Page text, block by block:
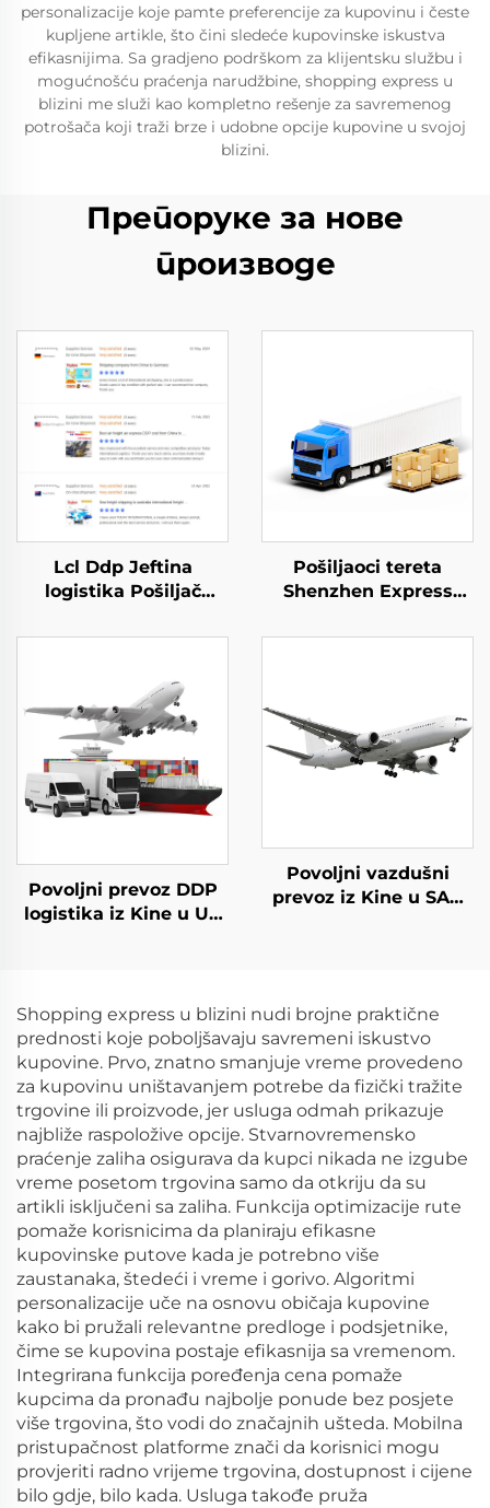
personalizacije koje pamte preferencije za kupovinu i česte
kupljene artikle, što čini sledeće kupovinske iskustva
efikasnijima. Sa gradjeno podrškom za klijentsku službu i
mogućnošću praćenja narudžbine, shopping express u
blizini me služi kao kompletno rešenje za savremenog
potrošača koji traži brze i udobne opcije kupovine u svojoj
blizini.
Препоруке за нове
производе
Lcl Ddp Jeftina
logistika Pošiljač
Troškovi za prevoz
Shenzhen u Kanadu
Pošiljaoci tereta
Shenzhen Express
Express Dhl Express
Povoljni prevoz DDP
logistika iz Kine u UK
Express šaljič
Povoljni vazdušni
prevoz iz Kine u SAD
Shopping express u blizini nudi brojne praktične
prednosti koje poboljšavaju savremeni iskustvo
kupovine. Prvo, znatno smanjuje vreme provedeno
za kupovinu uništavanjem potrebe da fizički tražite
trgovine ili proizvode, jer usluga odmah prikazuje
najbliže raspoložive opcije. Stvarnovremensko
praćenje zaliha osigurava da kupci nikada ne izgube
vreme posetom trgovina samo da otkriju da su
artikli isključeni sa zaliha. Funkcija optimizacije rute
pomaže korisnicima da planiraju efikasne
kupovinske putove kada je potrebno više
zaustanaka, štedeći i vreme i gorivo. Algoritmi
personalizacije uče na osnovu običaja kupovine
kako bi pružali relevantne predloge i podsjetnike,
čime se kupovina postaje efikasnija sa vremenom.
Integrirana funkcija poređenja cena pomaže
kupcima da pronađu najbolje ponude bez posjete
više trgovina, što vodi do značajnih ušteda. Mobilna
pristupačnost platforme znači da korisnici mogu
provjeriti radno vrijeme trgovina, dostupnost i cijene
bilo gdje, bilo kada. Usluga takođe pruža